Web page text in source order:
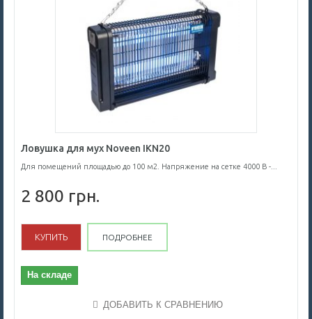
Ловушка для мух Noveen IKN20
Для помещений площадью до 100 м2. Напряжение на сетке 4000 В -...
2 800 грн.
КУПИТЬ ПОДРОБНЕЕ
На складе
ДОБАВИТЬ К СРАВНЕНИЮ